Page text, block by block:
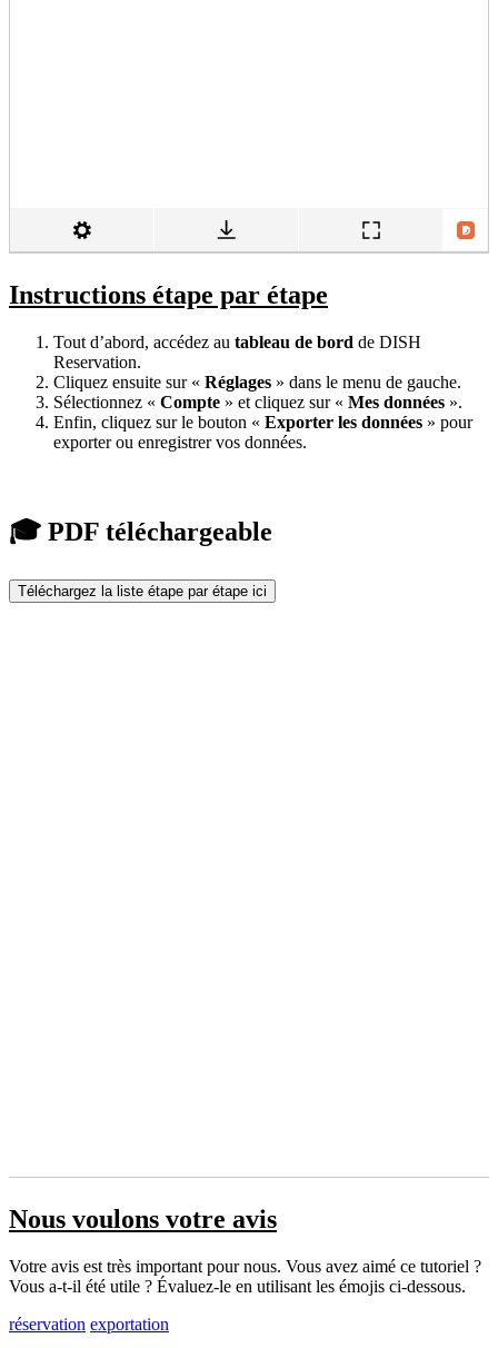
Instructions étape par étape
Tout d’abord, accédez au tableau de bord de DISH
Reservation.
Cliquez ensuite sur « Réglages » dans le menu de gauche.
Sélectionnez « Compte » et cliquez sur « Mes données ».
Enfin, cliquez sur le bouton « Exporter les données » pour
exporter ou enregistrer vos données.
🎓 PDF téléchargeable
Téléchargez la liste étape par étape ici
Nous voulons votre avis
Votre avis est très important pour nous. Vous avez aimé ce tutoriel ?
Vous a-t-il été utile ? Évaluez-le en utilisant les émojis ci-dessous.
réservation exportation